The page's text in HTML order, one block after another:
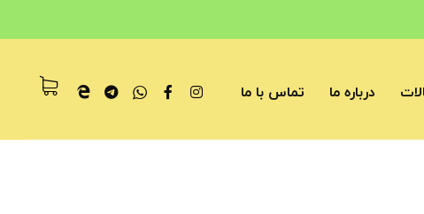
درباره ما تماس با ما